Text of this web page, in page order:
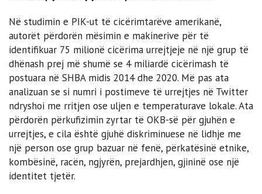
Në studimin e PIK-ut të cicërimtarëve amerikanë,
autorët përdorën mësimin e makinerive për të
identifikuar 75 milionë cicërima urrejtjeje në një grup të
dhënash prej më shumë se 4 miliardë cicërimash të
postuara në SHBA midis 2014 dhe 2020. Më pas ata
analizuan se si numri i postimeve të urrejtjes në Twitter
ndryshoi me rritjen ose uljen e temperaturave lokale. Ata
përdorën përkufizimin zyrtar të OKB-së për gjuhën e
urrejtjes, e cila është gjuhë diskriminuese në lidhje me
një person ose grup bazuar në fenë, përkatësinë etnike,
kombësinë, racën, ngjyrën, prejardhjen, gjininë ose një
identitet tjetër.